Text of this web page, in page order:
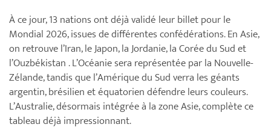
À ce jour, 13 nations ont déjà validé leur billet pour le
Mondial 2026, issues de différentes confédérations. En Asie,
on retrouve l’Iran, le Japon, la Jordanie, la Corée du Sud et
l’Ouzbékistan . L’Océanie sera représentée par la Nouvelle-
Zélande, tandis que l’Amérique du Sud verra les géants
argentin, brésilien et équatorien défendre leurs couleurs.
L’Australie, désormais intégrée à la zone Asie, complète ce
tableau déjà impressionnant.